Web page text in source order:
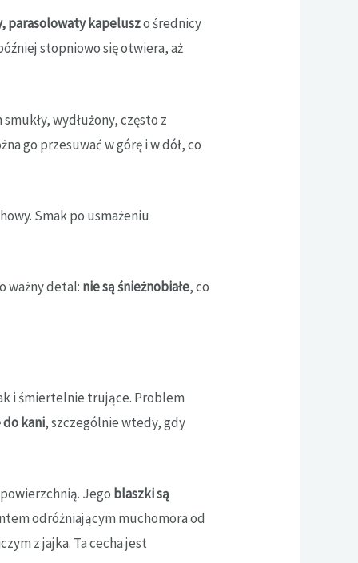
parasolowaty kapeluszo średnicy
stopniowo się otwiera, aż
wydłużony, często z
go przesuwać w górę i w dół, co
Smak po usmażeniu
ważny detal: nie są śnieżnobiałe, co
i śmiertelnie trujące. Problem
do kani, szczególnie wtedy, gdy
Jego blaszki są
odróżniającym muchomora od
z jajka. Ta cecha jest